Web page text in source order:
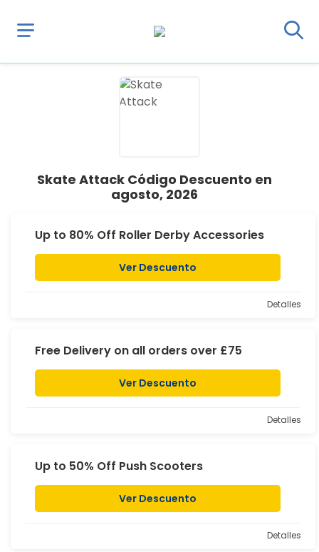
Skate Attack Código Descuento en
agosto, 2026
Up to 80% Off Roller Derby Accessories
Ver Descuento
Detalles
Free Delivery on all orders over £75
Ver Descuento
Detalles
Up to 50% Off Push Scooters
Ver Descuento
Detalles